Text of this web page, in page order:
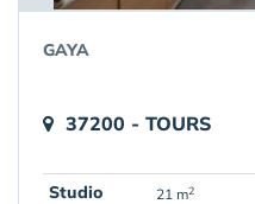
GAYA
37200 - TOURS
Studio 21 m2